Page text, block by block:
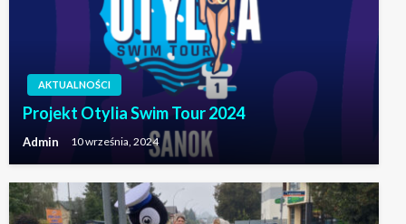
AKTUALNOŚCI
Projekt Otylia Swim Tour 2024
Admin 10 września, 2024